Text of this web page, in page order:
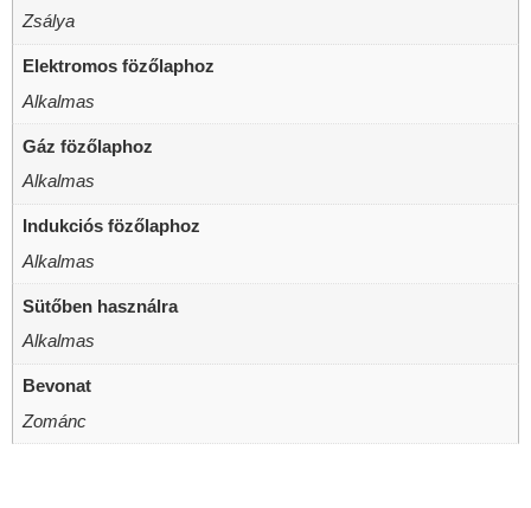
Zsálya
Elektromos fözőlaphoz
Alkalmas
Gáz fözőlaphoz
Alkalmas
Indukciós fözőlaphoz
Alkalmas
Sütőben használra
Alkalmas
Bevonat
Zománc